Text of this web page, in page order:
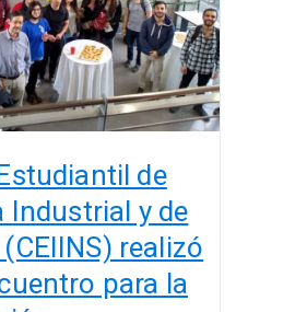
de
Industrial y de
realizó
para la